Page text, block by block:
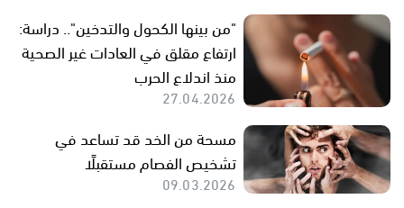
"من بينها الكحول والتدخين".. دراسة:
ارتفاع مقلق في العادات غير الصحية
منذ اندلاع الحرب
27.04.2026
مسحة من الخد قد تساعد في
تشخيص الفصام مستقبلًا
09.03.2026